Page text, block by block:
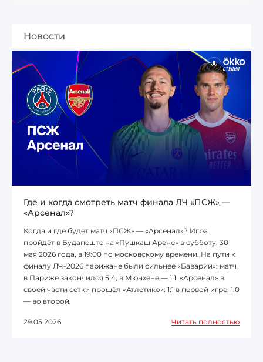
Новости
Где и когда смотреть матч финала ЛЧ «ПСЖ» —
«Арсенал»?
Когда и где будет матч «ПСЖ» — «Арсенал»? Игра
пройдёт в Будапеште на «Пушкаш Арене» в субботу, 30
мая 2026 года, в 19:00 по московскому времени. На пути к
финалу ЛЧ-2026 парижане были сильнее «Баварии»: матч
в Париже закончился 5:4, в Мюнхене — 1:1. «Арсенал» в
своей части сетки прошёл «Атлетико»: 1:1 в первой игре, 1:0
— во второй.
29.05.2026 Читать полностью